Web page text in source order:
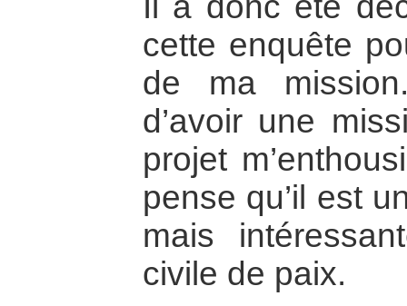
cette enquête
de ma
d’avoir une
projet
pense qu’il est
mais
civile de paix.